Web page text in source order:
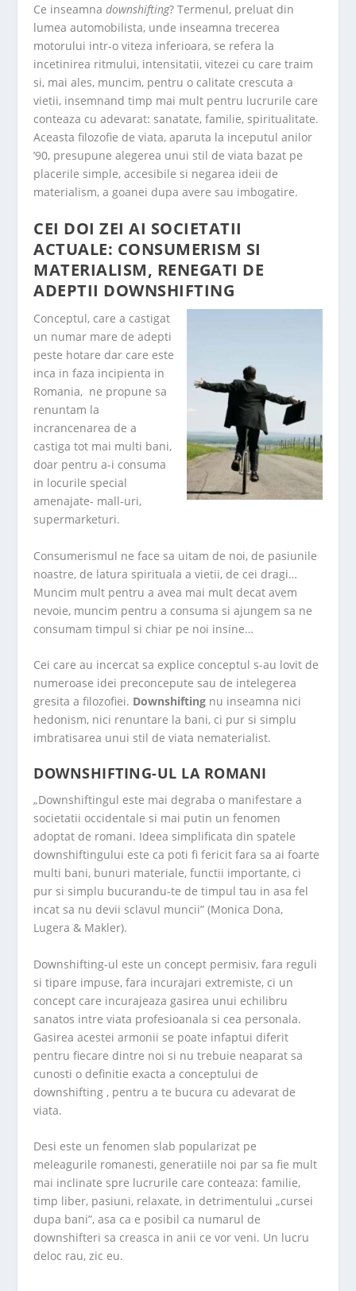
Ce inseamnadownshifting? Termenul, preluat din
lumea automobilista, unde inseamna trecerea
motorului intr-o viteza inferioara, se refera la
incetinirea ritmului, intensitatii, vitezei cu care traim
si, mai ales, muncim, pentru o calitate crescuta a
vietii, insemnand timp mai mult pentru lucrurile care
conteaza cu adevarat: sanatate, familie, spiritualitate.
Aceasta filozofie de viata, aparuta la inceputul anilor
’90, presupune alegerea unui stil de viata bazat pe
placerile simple, accesibile si negarea ideii de
materialism, a goanei dupa avere sau imbogatire.
CEI DOI ZEI AI SOCIETATII
ACTUALE: CONSUMERISM SI
MATERIALISM, RENEGATI DE
ADEPTII DOWNSHIFTING
Conceptul, care a castigat
un numar mare de adepti
peste hotare dar care este
inca in faza incipienta in
Romania, ne propune sa
renuntam la
incrancenarea de a
castiga tot mai multi bani,
doar pentru a-i consuma
in locurile special
amenajate- mall-uri,
supermarketuri.
Consumerismul ne face sa uitam de noi, de pasiunile
noastre, de latura spirituala a vietii, de cei dragi…
Muncim mult pentru a avea mai mult decat avem
nevoie, muncim pentru a consuma si ajungem sa ne
consumam timpul si chiar pe noi insine…
Cei care au incercat sa explice conceptul s-au lovit de
numeroase idei preconcepute sau de intelegerea
gresita a filozofiei. Downshifting nu inseamna nici
hedonism, nici renuntare la bani, ci pur si simplu
imbratisarea unui stil de viata nematerialist.
DOWNSHIFTING-UL LA ROMANI
„Downshiftingul este mai degraba o manifestare a
societatii occidentale si mai putin un fenomen
adoptat de romani. Ideea simplificata din spatele
downshiftingului este ca poti fi fericit fara sa ai foarte
multi bani, bunuri materiale, functii importante, ci
pur si simplu bucurandu-te de timpul tau in asa fel
incat sa nu devii sclavul muncii” (Monica Dona,
Lugera & Makler).
Downshifting-ul este un concept permisiv, fara reguli
si tipare impuse, fara incurajari extremiste, ci un
concept care incurajeaza gasirea unui echilibru
sanatos intre viata profesioanala si cea personala.
Gasirea acestei armonii se poate infaptui diferit
pentru fiecare dintre noi si nu trebuie neaparat sa
cunosti o definitie exacta a conceptului de
downshifting , pentru a te bucura cu adevarat de
viata.
Desi este un fenomen slab popularizat pe
meleagurile romanesti, generatiile noi par sa fie mult
mai inclinate spre lucrurile care conteaza: familie,
timp liber, pasiuni, relaxate, in detrimentului „cursei
dupa bani”, asa ca e posibil ca numarul de
downshifteri sa creasca in anii ce vor veni. Un lucru
deloc rau, zic eu.